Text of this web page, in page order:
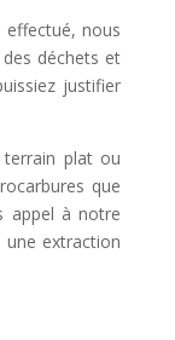
effectué, nous
déchets et
justifier
terrain plat ou
que
appel à notre
une extraction